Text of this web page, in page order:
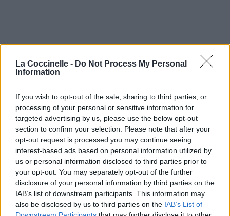
La Coccinelle - Do Not Process My Personal
Information
If you wish to opt-out of the sale, sharing to third parties, or
processing of your personal or sensitive information for
targeted advertising by us, please use the below opt-out
section to confirm your selection. Please note that after your
opt-out request is processed you may continue seeing
interest-based ads based on personal information utilized by
us or personal information disclosed to third parties prior to
your opt-out. You may separately opt-out of the further
disclosure of your personal information by third parties on the
IAB’s list of downstream participants. This information may
also be disclosed by us to third parties on the IAB’s List of